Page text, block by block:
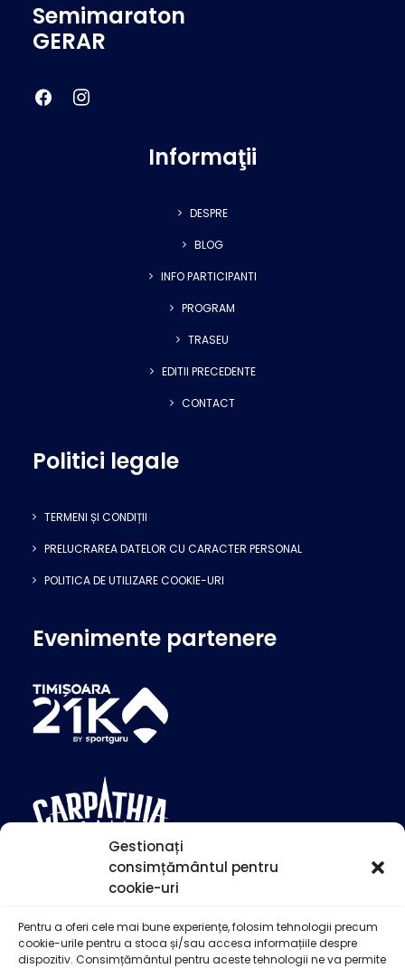
Gestionați
consimțământul pentru
cookie-uri
Pentru a oferi cele mai bune experiențe, folosim tehnologii precum
cookie-urile pentru a stoca și/sau accesa informațiile despre
dispozitiv. Consimțământul pentru aceste tehnologii ne va permite
Semimaraton
GERAR
Informaţii
DESPRE
BLOG
INFO PARTICIPANTI
PROGRAM
TRASEU
EDITII PRECEDENTE
CONTACT
Politici legale
TERMENI ȘI CONDIȚII
PRELUCRAREA DATELOR CU CARACTER PERSONAL
POLITICA DE UTILIZARE COOKIE-URI
Evenimente partenere